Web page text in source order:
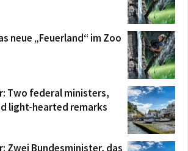
neue „Feuerland“ im Zoo
Two federal ministers,
light-hearted remarks
Zwei Bundesminister, das